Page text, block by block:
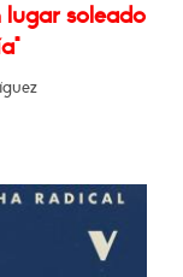
soleado